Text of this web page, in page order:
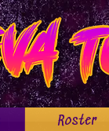
Roster